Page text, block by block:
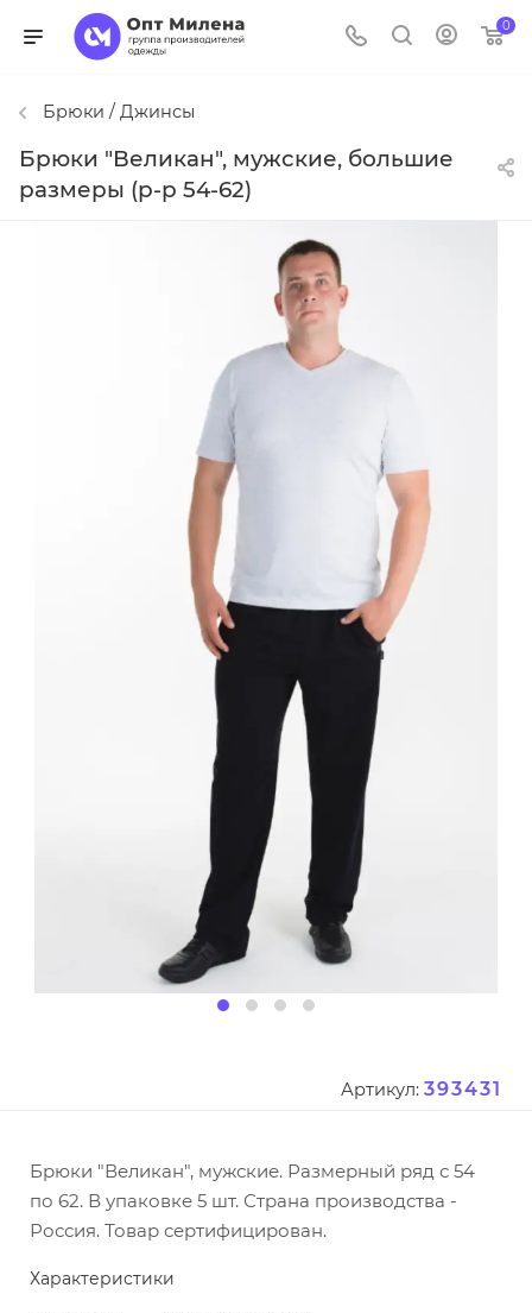
0
Брюки / Джинсы
Брюки "Великан", мужские, большие
размеры (р-р 54-62)
Артикул: 393431
Брюки "Великан", мужские. Размерный ряд с 54
по 62. В упаковке 5 шт. Страна производства -
Россия. Товар сертифицирован.
Характеристики